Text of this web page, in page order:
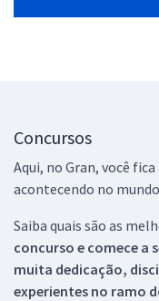
Concursos
Aqui, no Gran, você
acontecendo no
Saiba quais são as
concurso e comece a
muita dedicação,
experientes no ramo